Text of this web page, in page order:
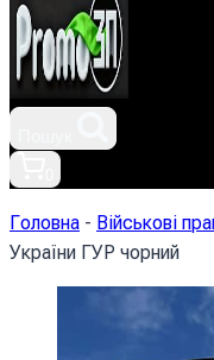
Головна - Військові
України ГУР чорний